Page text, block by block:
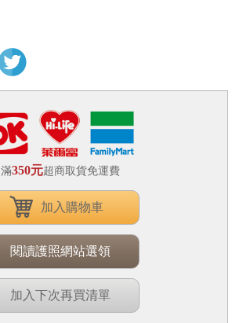
滿350元超商取貨免運費
加入購物車
閱讀護照網站選領
加入下次再買清單